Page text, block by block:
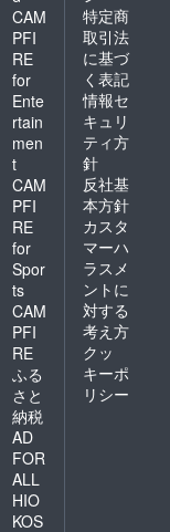
CAM
PFI
RE
for
Ente
rtain
men
t
CAM
PFI
RE
for
Spor
ts
CAM
PFI
RE
ふる
さと
納税
AD
FOR
ALL
HIO
KOS
特定商
取引法
に基づ
く表記
情報セ
キュリ
ティ方
針
反社基
本方針
カスタ
マーハ
ラスメ
ントに
対する
考え方
クッ
キーポ
リシー